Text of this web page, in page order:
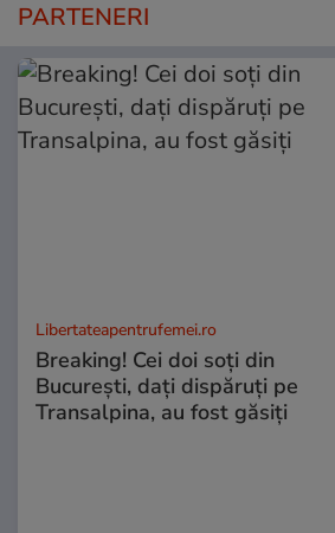
PARTENERI
Libertateapentrufemei.ro
Breaking! Cei doi soți din
București, dați dispăruți pe
Transalpina, au fost găsiți